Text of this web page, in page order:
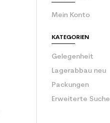
Mein Konto
KATEGORIEN
Gelegenheit
Lagerabbau neu
Packungen
Erweiterte Suche